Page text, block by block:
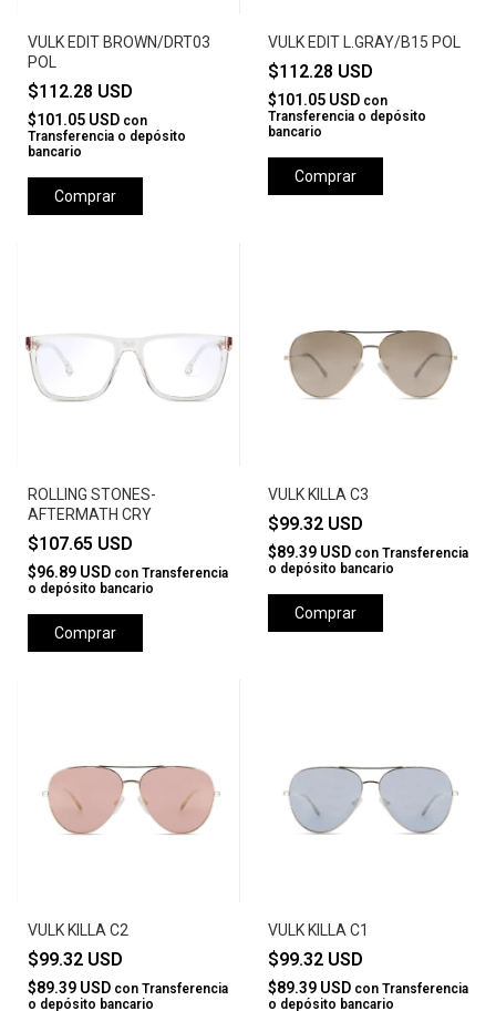
VULK EDIT BROWN/DRT03
POL
$112.28 USD
$101.05 USD con
Transferencia o depósito
bancario
Comprar
VULK EDIT L.GRAY/B15 POL
$112.28 USD
$101.05 USD con
Transferencia o depósito
bancario
Comprar
ROLLING STONES-
AFTERMATH CRY
$107.65 USD
$96.89 USD con Transferencia
o depósito bancario
Comprar
VULK KILLA C3
$99.32 USD
$89.39 USD con Transferencia
o depósito bancario
Comprar
VULK KILLA C2
$99.32 USD
$89.39 USD con Transferencia
o depósito bancario
VULK KILLA C1
$99.32 USD
$89.39 USD con Transferencia
o depósito bancario